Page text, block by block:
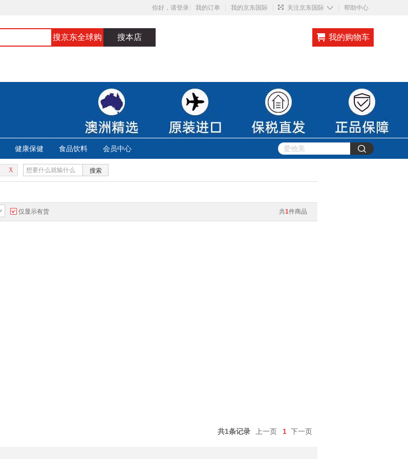
你好，请登录 我的订单 我的京东国际 关注京东国际 ◇ 帮助中心
搜京东全球购 搜本店 我的购物车
健康保健 食品饮料 会员中心
X 搜索
共1件商品
仅显示有货
共1条记录 上一页 1 下一页